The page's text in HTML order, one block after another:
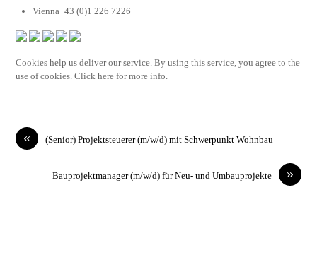
Vienna+43 (0)1 226 7226
Cookies help us deliver our service. By using this service, you agree to the
use of cookies. Click here for more info.
« (Senior) Projektsteuerer (m/w/d) mit Schwerpunkt Wohnbau
»
Bauprojektmanager (m/w/d) für Neu- und Umbauprojekte